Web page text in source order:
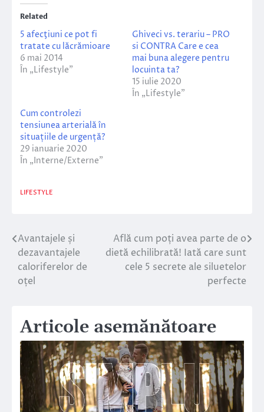
Related
5 afecţiuni ce pot fi
tratate cu lăcrămioare
6 mai 2014
În „Lifestyle”
Ghiveci vs. terariu – PRO
si CONTRA Care e cea
mai buna alegere pentru
locuinta ta?
15 iulie 2020
În „Lifestyle”
Cum controlezi
tensiunea arterială în
situațiile de urgență?
29 ianuarie 2020
În „Interne/Externe”
LIFESTYLE
Navigare
în
articole
Avantajele și
dezavantajele
caloriferelor de
oțel
Află cum poți avea parte de o
dietă echilibrată! Iată care sunt
cele 5 secrete ale siluetelor
perfecte
Articole asemănătoare